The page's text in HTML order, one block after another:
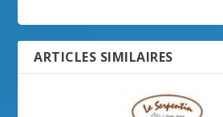
ARTICLES SIMILAIRES